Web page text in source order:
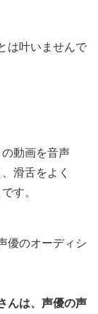
は叶いませんで
動画を音声
滑舌をよく
す。
優のオーディシ
んは、声優の声